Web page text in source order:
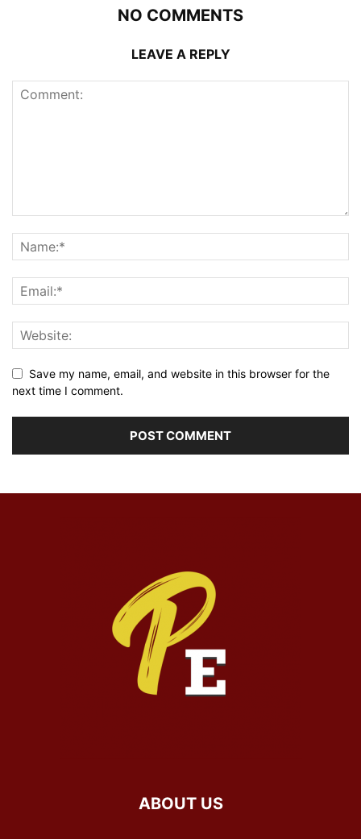
NO COMMENTS
LEAVE A REPLY
Save my name, email, and website in this browser for the
next time I comment.
ABOUT US